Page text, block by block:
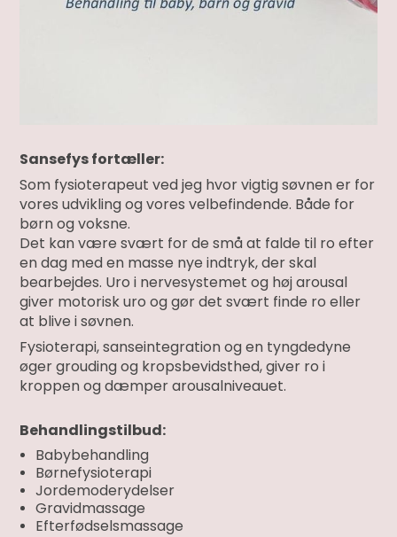
Sansefys fortæller:
Som fysioterapeut ved jeg hvor vigtig søvnen er for
vores udvikling og vores velbefindende. Både for
børn og voksne.
Det kan være svært for de små at falde til ro efter
en dag med en masse nye indtryk, der skal
bearbejdes. Uro i nervesystemet og høj arousal
giver motorisk uro og gør det svært finde ro eller
at blive i søvnen.
Fysioterapi, sanseintegration og en tyngdedyne
øger grouding og kropsbevidsthed, giver ro i
kroppen og dæmper arousalniveauet.
Behandlingstilbud:
Babybehandling
Børnefysioterapi
Jordemoderydelser
Gravidmassage
Efterfødselsmassage